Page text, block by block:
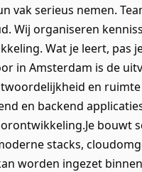
vak serieus nemen.
Wij organiseren
Wat je leert, pas
in Amsterdam is de
en ruimte
en backend
bouwt
stacks,
worden ingezet